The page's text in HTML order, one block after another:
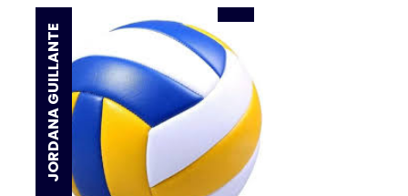
JORDANA GUILLANTE